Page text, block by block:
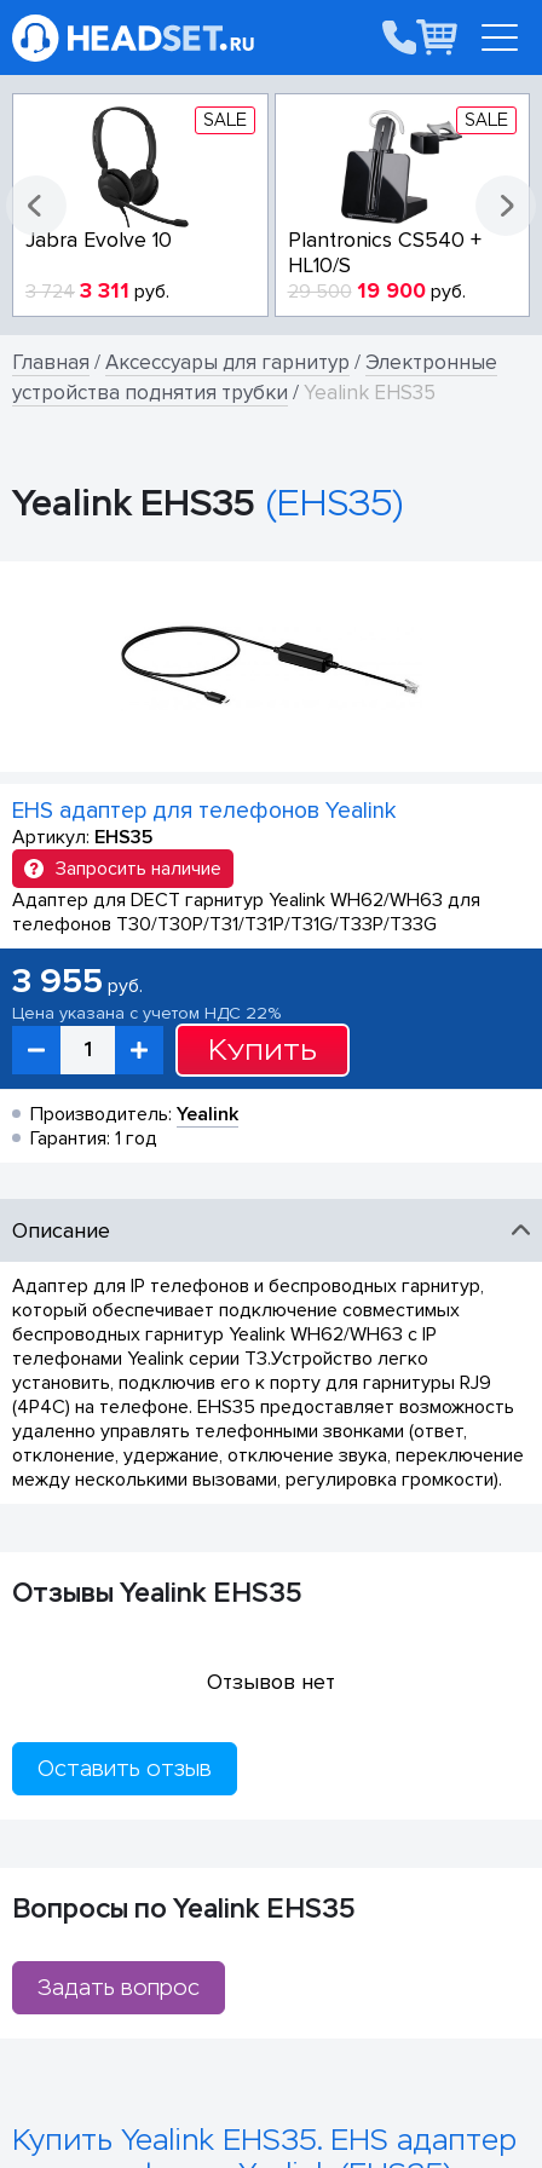
SALE
Jabra Evolve 10
3 724 3 311 руб.
SALE
Plantronics CS540 +
HL10/S
29 500 19 900руб.
Главная /Аксессуары для гарнитур /Электронные
устройства поднятия трубки /Yealink EHS35
Yealink EHS35 (EHS35)
EHS адаптер для телефонов Yealink
Артикул: EHS35
Запросить наличие
Адаптер для DECT гарнитур Yealink WH62/WH63 для
телефонов T30/T30P/T31/T31P/T31G/T33P/T33G
3 955 руб.
Цена указана с учетом НДС 22%
Купить
Производитель: Yealink
Гарантия: 1 год
Описание
Адаптер для IP телефонов и беспроводных гарнитур,
который обеспечивает подключение совместимых
беспроводных гарнитур Yealink WH62/WH63 с IP
телефонами Yealink серии T3.Устройство легко
установить, подключив его к порту для гарнитуры RJ9
(4P4C) на телефоне. EHS35 предоставляет возможность
удаленно управлять телефонными звонками (ответ,
отклонение, удержание, отключение звука, переключение
между несколькими вызовами, регулировка громкости).
Отзывы Yealink EHS35
Отзывов нет
Оставить отзыв
Вопросы по Yealink EHS35
Задать вопрос
Купить Yealink EHS35. EHS адаптер